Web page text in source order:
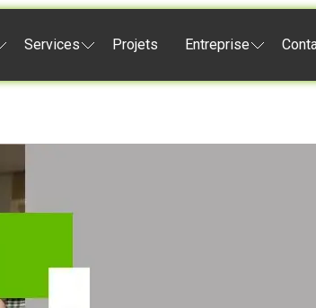
Services Projets Entreprise